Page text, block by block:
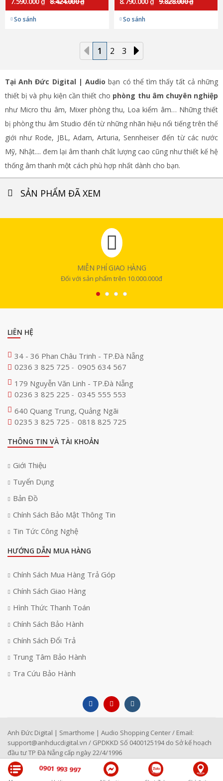
So sánh So sánh
1 2 3
Tại Anh Đức Digital | Audio bạn có thể tìm thấy tất cả những
thiết bị và phụ kiện cần thiết cho phòng thu âm chuyên nghiệp
như Micro thu âm, Mixer phòng thu, Loa kiểm âm… Những thiết
bị phòng thu âm Studio đến từ những nhãn hiệu nổi tiếng trên thế
giới như Rode, JBL, Adam, Arturia, Sennheiser đến từ các nước
Mỹ, Nhật.... đem lại âm thanh chất lượng cao cũng như thiết kế hệ
thống âm thanh một cách phù hợp nhất dành cho bạn.
SẢN PHẨM ĐÃ XEM
MIỄN PHÍ GIAO HÀNG
Đối với sản phẩm trên 10.000.000đ
0901 993 997
LIÊN HỆ
34 - 36 Phan Châu Trinh - TP.Đà Nẵng
0236 3 825 725 - 0905 634 567
179 Nguyễn Văn Linh - TP.Đà Nẵng
0236 3 825 225 - 0345 555 553
640 Quang Trung, Quảng Ngãi
0235 3 825 725 - 0818 825 725
THÔNG TIN VÀ TÀI KHOẢN
Giới Thiệu
Tuyển Dụng
Bản Đồ
Chính Sách Bảo Mật Thông Tin
Tin Tức Công Nghệ
HƯỚNG DẪN MUA HÀNG
Chính Sách Mua Hàng Trả Góp
Chính Sách Giao Hàng
Hình Thức Thanh Toán
Chính Sách Bảo Hành
Chính Sách Đổi Trả
Trung Tâm Bảo Hành
Tra Cứu Bảo Hành
Anh Đức Digital | Smarthome | Audio Shopping Center / Email:
support@anhducdigital.vn / GPDKKD Số 0400125194 do Sở kế hoạch
đầu tư TP Đà Nẵng cấp ngày 22/4/1996